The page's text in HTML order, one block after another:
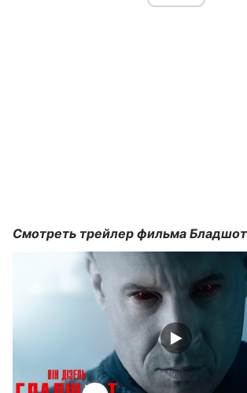
Смотреть трейлер фильма